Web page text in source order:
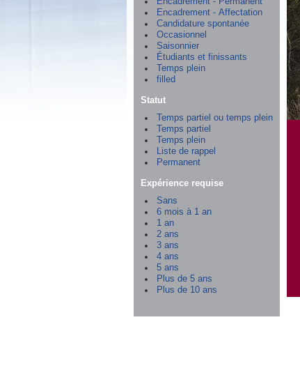
Encadrement - Affectation
Candidature spontanée
Occasionnel
Saisonnier
Étudiants et finissants
Temps plein
filled
Statut
Temps partiel ou temps plein
Temps partiel
Temps plein
Liste de rappel
Permanent
Expérience requise
Sans
6 mois à 1 an
1 an
2 ans
3 ans
4 ans
5 ans
Plus de 5 ans
Plus de 10 ans